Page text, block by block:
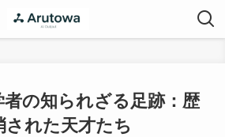
者の知られざる足跡：歴
された天才たち